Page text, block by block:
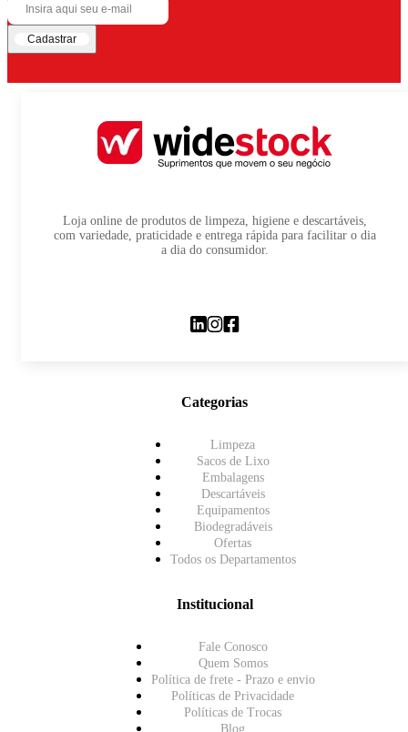
Cadastrar
Loja online de produtos de limpeza, higiene e descartáveis,
com variedade, praticidade e entrega rápida para facilitar o dia
a dia do consumidor.
Categorias
Limpeza
Sacos de Lixo
Embalagens
Descartáveis
Equipamentos
Biodegradáveis
Ofertas
Todos os Departamentos
Institucional
Fale Conosco
Quem Somos
Política de frete - Prazo e envio
Políticas de Privacidade
Políticas de Trocas
Blog